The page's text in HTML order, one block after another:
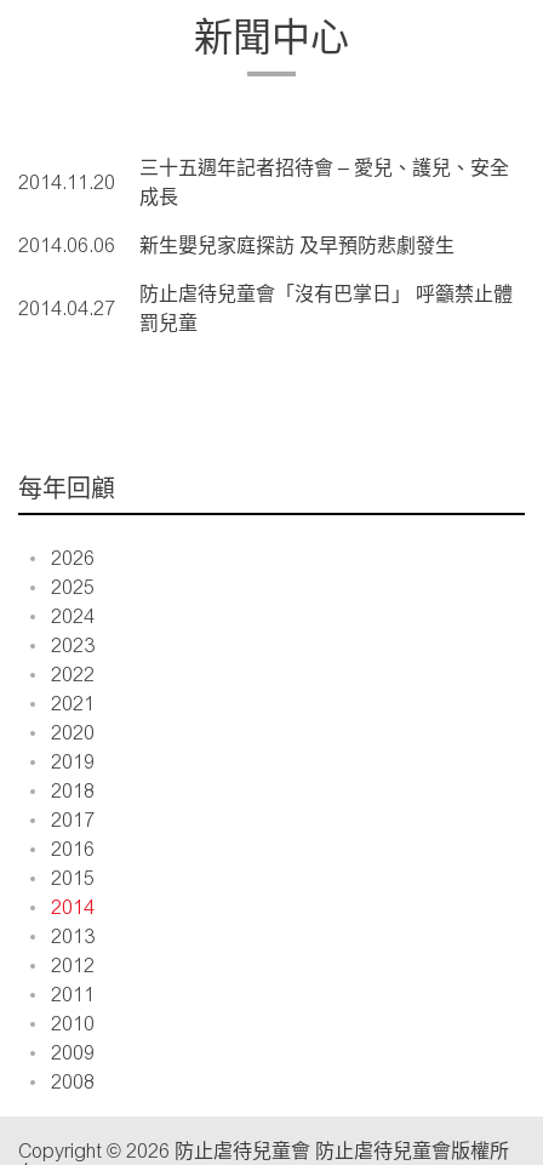
新聞中心
2014.11.20
三十五週年記者招待會 – 愛兒、護兒、安全
成長
2014.06.06 新生嬰兒家庭探訪 及早預防悲劇發生
2014.04.27
防止虐待兒童會「沒有巴掌日」 呼籲禁止體
罰兒童
每年回顧
2026
2025
2024
2023
2022
2021
2020
2019
2018
2017
2016
2015
2014
2013
2012
2011
2010
2009
2008
Copyright © 2026 防止虐待兒童會 防止虐待兒童會版權所